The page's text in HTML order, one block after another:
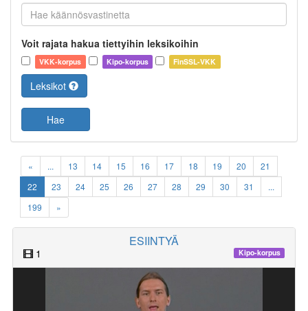
Voit rajata hakua tiettyihin leksikoihin
VKK-korpus Kipo-korpus FinSSL-VKK
Leksikot
Hae
« ... 13 14 15 16 17 18 19 20
21
22
23 24 25 26 27 28 29 30 31
...
199
»
ESIINTYÄ
1 Kipo-korpus